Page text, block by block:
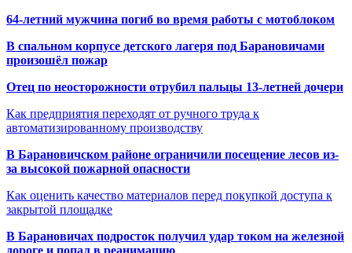
64-летний мужчина погиб во время работы с мотоблоком
В спальном корпусе детского лагеря под Барановичами
произошёл пожар
Отец по неосторожности отрубил пальцы 13-летней дочери
Как предприятия переходят от ручного труда к
автоматизированному производству
В Барановичском районе ограничили посещение лесов из-
за высокой пожарной опасности
Как оценить качество материалов перед покупкой доступа к
закрытой площадке
В Барановичах подросток получил удар током на железной
дороге и попал в реанимацию